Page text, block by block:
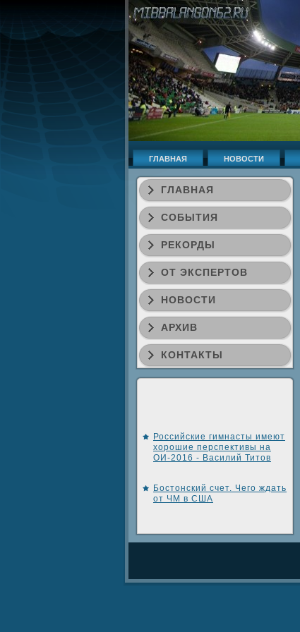
ГЛАВНАЯ НОВОСТИ
ГЛАВНАЯ
СОБЫТИЯ
РЕКОРДЫ
ОТ ЭКСПЕРТОВ
НОВОСТИ
АРХИВ
КОНТАКТЫ
Российские гимнасты имеют
хорошие перспективы на
ОИ-2016 - Василий Титов
Бостонский счет. Чего ждать
от ЧМ в США